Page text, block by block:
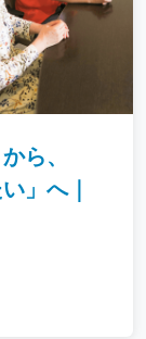
ら、
」へ｜